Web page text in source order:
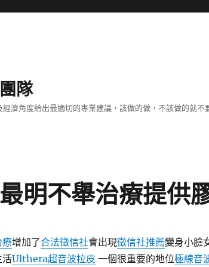
隊
濟角度給出最適切的專業建議，該做的做，不該做的就不
明不舉治療提供
療增加了合法徵信社會出現徵信社推薦變身小臉
活Ulthera超音波拉皮 一個很重要的地位極線音